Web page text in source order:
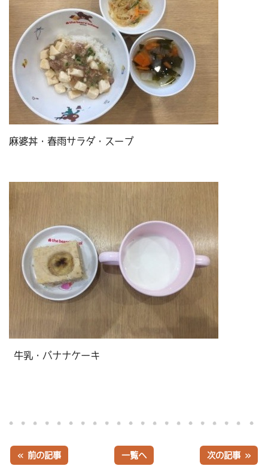
麻婆丼・春雨サラダ・スープ
牛乳・バナナケーキ
« 前の記事 一覧へ 次の記事 »